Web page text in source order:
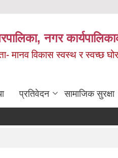
नगर
मानव विकास स्वस्थ र स्वच्छ
प्रतिवेदन सामाजिक सुरक्षा